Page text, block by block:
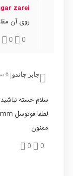
zarei
روی آن
0
0
جابر چاندو 6 سال پیش
سلام خسته نباشید
لطفا فوتوسل 5mm و 7mm را هم بیاورید.
ممنون
0
0